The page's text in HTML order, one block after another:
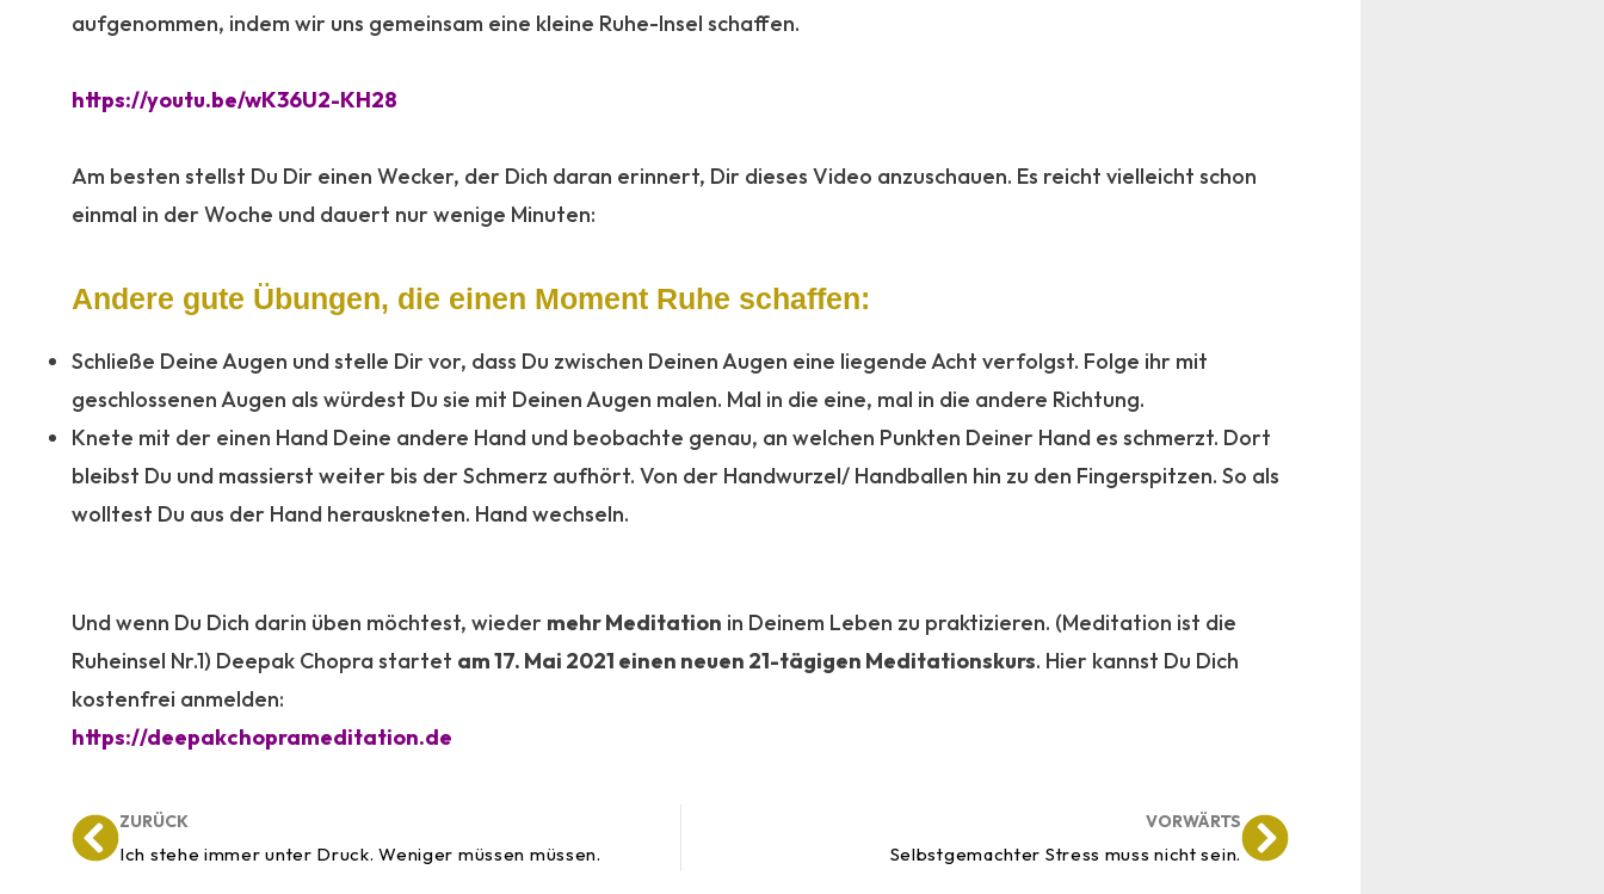
aufgenommen, indem wir uns gemeinsam eine kleine Ruhe-Insel schaffen.
https://youtu.be/wK36U2-KH28
Am besten stellst Du Dir einen Wecker, der Dich daran erinnert, Dir dieses Video anzuschauen. Es reicht vielleicht schon
einmal in der Woche und dauert nur wenige Minuten:
Andere gute Übungen, die einen Moment Ruhe schaffen:
Schließe Deine Augen und stelle Dir vor, dass Du zwischen Deinen Augen eine liegende Acht verfolgst. Folge ihr mit
geschlossenen Augen als würdest Du sie mit Deinen Augen malen. Mal in die eine, mal in die andere Richtung.
Knete mit der einen Hand Deine andere Hand und beobachte genau, an welchen Punkten Deiner Hand es schmerzt. Dort
bleibst Du und massierst weiter bis der Schmerz aufhört. Von der Handwurzel/ Handballen hin zu den Fingerspitzen. So als
wolltest Du aus der Hand herauskneten. Hand wechseln.
Und wenn Du Dich darin üben möchtest, wieder mehr Meditation in Deinem Leben zu praktizieren. (Meditation ist die
Ruheinsel Nr.1) Deepak Chopra startet am 17. Mai 2021 einen neuen 21-tägigen Meditationskurs. Hier kannst Du Dich
kostenfrei anmelden:
https://deepakchoprameditation.de
ZURÜCK
Ich stehe immer unter Druck. Weniger müssen müssen.
VORWÄRTS
Selbstgemachter Stress muss nicht sein.